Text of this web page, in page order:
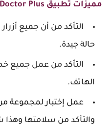
مميزات تطبيق Phone Doctor Plus :
التأكد من أن جميع
حالة جيدة.
التأكد من عمل جميع
الهاتف.
عمل إختبار لمجموعة
والتأكد من سلامتها